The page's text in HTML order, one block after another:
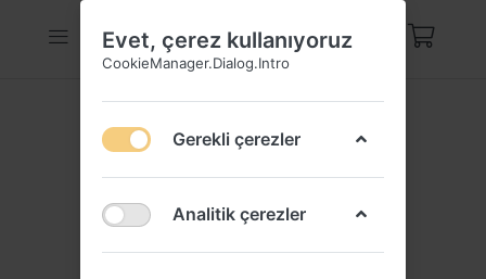
Evet, çerez kullanıyoruz
CookieManager.Dialog.Intro
Gerekli çerezler
Analitik çerezler